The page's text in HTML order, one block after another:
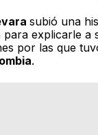
subió una
explicarle a
por las que
.